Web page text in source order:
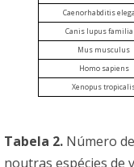
Caenorhabditis
Canis lupus
Mus musculus
Homo sapiens
Xenopus
Tabela 2. Número
noutras espécies de